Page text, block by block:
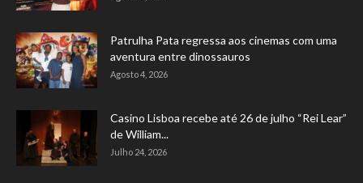
Patrulha Pata regressa aos cinemas com uma
aventura entre dinossauros
Agosto 4, 2026
Casino Lisboa recebe até 26 de julho “Rei Lear”
de William...
Julho 24, 2026